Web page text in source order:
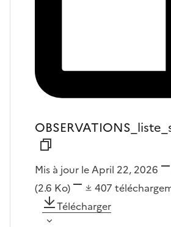
Mis à jour le April 22, 2026
(2.6 Ko)
407
Télécharger